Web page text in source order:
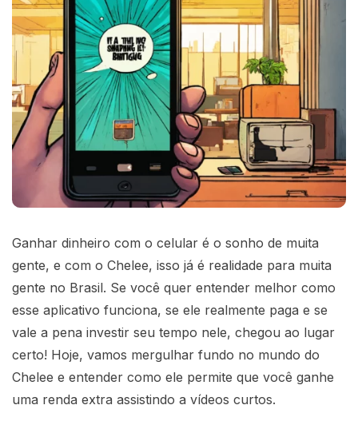
Ganhar dinheiro com o celular é o sonho de muita
gente, e com o Chelee, isso já é realidade para muita
gente no Brasil. Se você quer entender melhor como
esse aplicativo funciona, se ele realmente paga e se
vale a pena investir seu tempo nele, chegou ao lugar
certo! Hoje, vamos mergulhar fundo no mundo do
Chelee e entender como ele permite que você ganhe
uma renda extra assistindo a vídeos curtos.